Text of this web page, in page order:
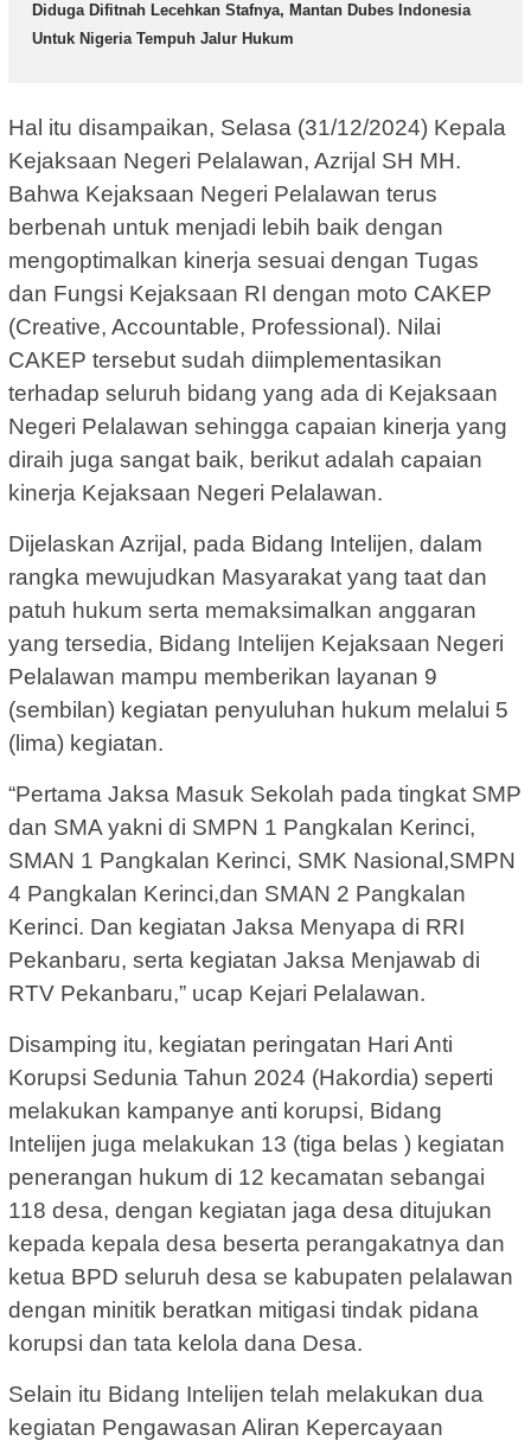
Diduga Difitnah Lecehkan Stafnya, Mantan Dubes Indonesia
Untuk Nigeria Tempuh Jalur Hukum
Hal itu disampaikan, Selasa (31/12/2024) Kepala
Kejaksaan Negeri Pelalawan, Azrijal SH MH.
Bahwa Kejaksaan Negeri Pelalawan terus
berbenah untuk menjadi lebih baik dengan
mengoptimalkan kinerja sesuai dengan Tugas
dan Fungsi Kejaksaan RI dengan moto CAKEP
(Creative, Accountable, Professional). Nilai
CAKEP tersebut sudah diimplementasikan
terhadap seluruh bidang yang ada di Kejaksaan
Negeri Pelalawan sehingga capaian kinerja yang
diraih juga sangat baik, berikut adalah capaian
kinerja Kejaksaan Negeri Pelalawan.
Dijelaskan Azrijal, pada Bidang Intelijen, dalam
rangka mewujudkan Masyarakat yang taat dan
patuh hukum serta memaksimalkan anggaran
yang tersedia, Bidang Intelijen Kejaksaan Negeri
Pelalawan mampu memberikan layanan 9
(sembilan) kegiatan penyuluhan hukum melalui 5
(lima) kegiatan.
“Pertama Jaksa Masuk Sekolah pada tingkat SMP
dan SMA yakni di SMPN 1 Pangkalan Kerinci,
SMAN 1 Pangkalan Kerinci, SMK Nasional,SMPN
4 Pangkalan Kerinci,dan SMAN 2 Pangkalan
Kerinci. Dan kegiatan Jaksa Menyapa di RRI
Pekanbaru, serta kegiatan Jaksa Menjawab di
RTV Pekanbaru,” ucap Kejari Pelalawan.
Disamping itu, kegiatan peringatan Hari Anti
Korupsi Sedunia Tahun 2024 (Hakordia) seperti
melakukan kampanye anti korupsi, Bidang
Intelijen juga melakukan 13 (tiga belas ) kegiatan
penerangan hukum di 12 kecamatan sebangai
118 desa, dengan kegiatan jaga desa ditujukan
kepada kepala desa beserta perangakatnya dan
ketua BPD seluruh desa se kabupaten pelalawan
dengan minitik beratkan mitigasi tindak pidana
korupsi dan tata kelola dana Desa.
Selain itu Bidang Intelijen telah melakukan dua
kegiatan Pengawasan Aliran Kepercayaan